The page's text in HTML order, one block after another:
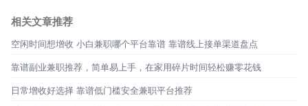
相关文章推荐
空闲时间想增收 小白兼职哪个平台靠谱 靠谱线上接单渠道盘点
靠谱副业兼职推荐，简单易上手，在家用碎片时间轻松赚零花钱
日常增收好选择 靠谱低门槛安全兼职平台推荐